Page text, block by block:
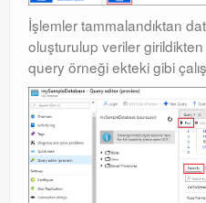
İşlemler tammalandıktan
oluşturulup veriler
query örneği ekteki gibi